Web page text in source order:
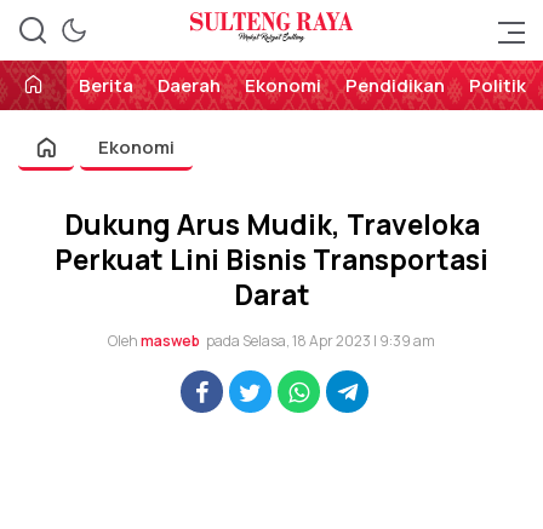
Sulteng Raya
Perekat Rakyat Sulteng
Berita
Daerah Ekonomi Pendidikan Politik
Ekonomi
Dukung Arus Mudik, Traveloka
Perkuat Lini Bisnis Transportasi
Darat
Olehmasweb pada Selasa, 18 Apr 2023 | 9:39 am